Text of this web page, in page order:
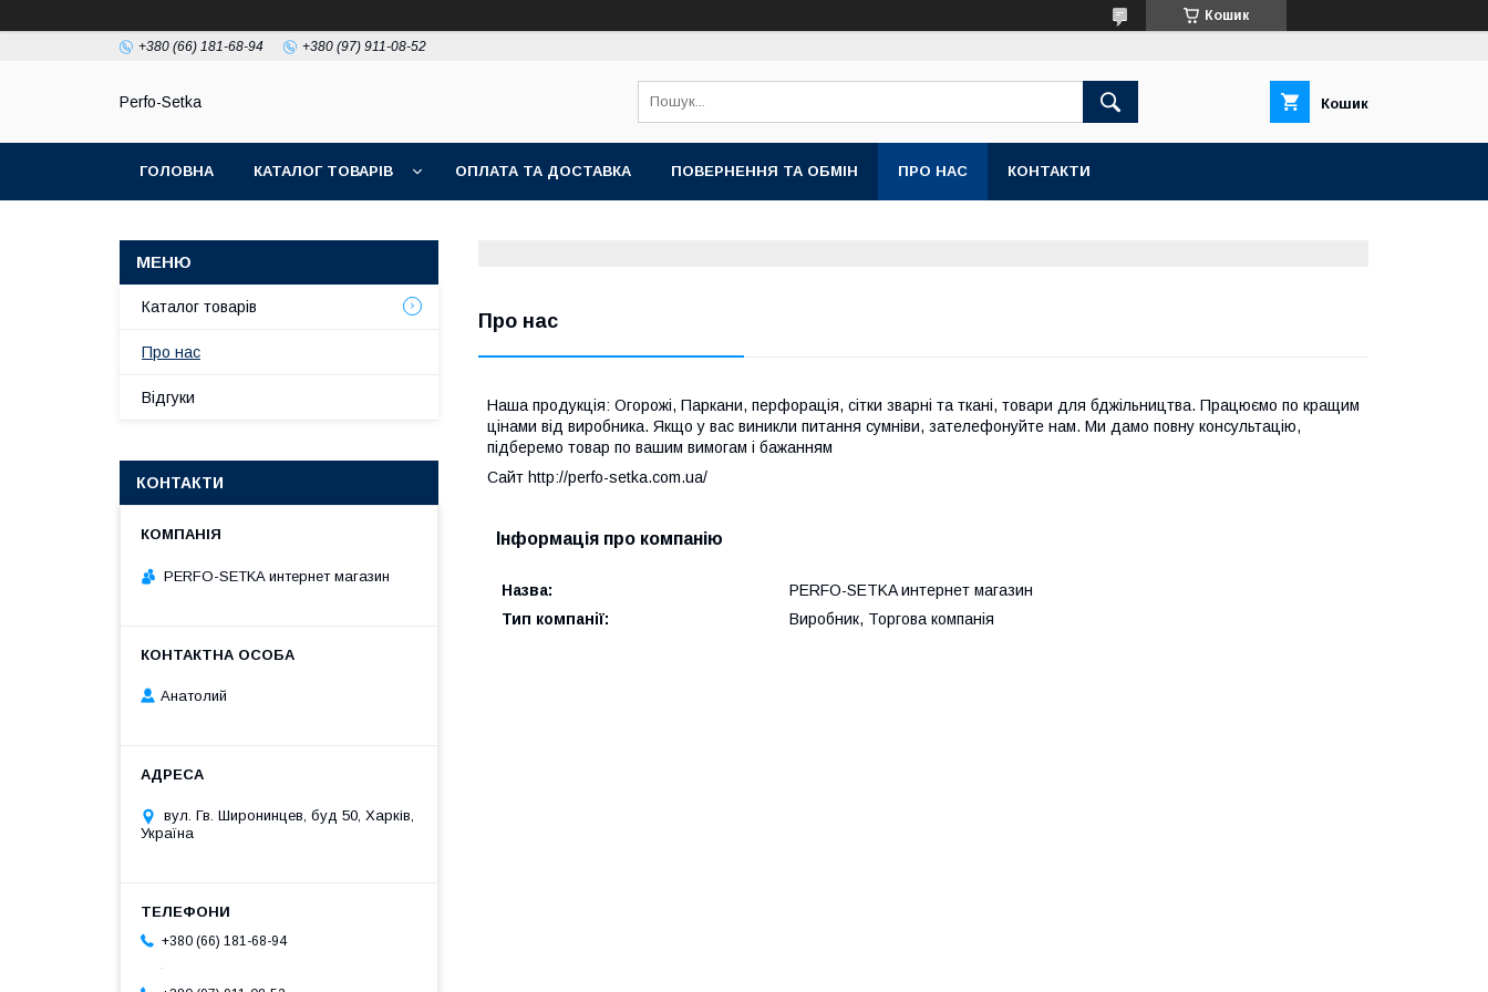
Кошик
+380 (66) 181-68-94 +380 (97) 911-08-52
Perfo-Setka Кошик
ГОЛОВНА КАТАЛОГ ТОВАРІВ ОПЛАТА ТА ДОСТАВКА ПОВЕРНЕННЯ ТА ОБМІН ПРО НАС КОНТАКТИ
Про нас
Наша продукція: Огорожі, Паркани, перфорація, сітки зварні та ткані, товари для бджільництва. Працюємо по кращим
цінами від виробника. Якщо у вас виникли питання сумніви, зателефонуйте нам. Ми дамо повну консультацію,
підберемо товар по вашим вимогам і бажанням
Сайт http://perfo-setka.com.ua/
Інформація про компанію
Назва:
PERFO-SETKA интернет магазин
Тип компанії:
Виробник, Торгова компанія
Каталог товарів
Про нас
Відгуки
КОНТАКТИ
PERFO-SETKA интернет магазин
Анатолий
вул. Гв. Широнинцев, буд 50, Харків,
Україна
+380 (66) 181-68-94
.